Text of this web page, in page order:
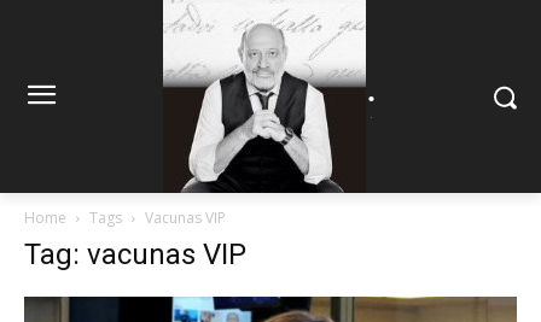
.
Home Tags Vacunas VIP
Tag: vacunas VIP